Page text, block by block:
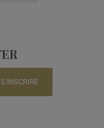
S'INSCRIRE